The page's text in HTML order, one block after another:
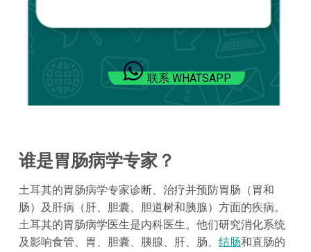
联系 WHATSAPP
谁是胃肠病学专家？
土耳其的胃肠病学专家诊断、治疗并预防胃肠（胃和
肠）及肝病（肝、胆囊、胆道树和胰腺）方面的疾病。
土耳其的胃肠病学医生是内科医生。他们研究消化系统
及影响食管、胃、胆囊、胰腺、肝、肠、 结肠和直肠的